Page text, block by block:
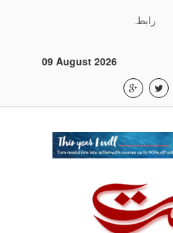
رابطہ
09 August 2026